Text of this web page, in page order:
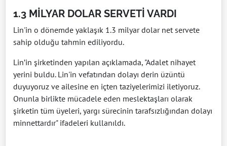
1.3 MİLYAR DOLAR SERVETİ VARDI
Lin'in o dönemde yaklaşık 1.3 milyar dolar net servete
sahip olduğu tahmin ediliyordu.
Lin’in şirketinden yapılan açıklamada, "Adalet nihayet
yerini buldu. Lin'in vefatından dolayı derin üzüntü
duyuyoruz ve ailesine en içten taziyelerimizi iletiyoruz.
Onunla birlikte mücadele eden meslektaşları olarak
şirketin tüm üyeleri, yargı sürecinin tarafsızlığından dolayı
minnettardır" ifadeleri kullanıldı.